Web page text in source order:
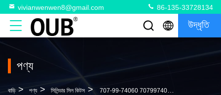
vivianwenwen8@gmail.com 86-135-33728134
উদ্ধৃতি
পণ্য
বাড়ি > পণ্য > সিলিন্ডার সিল কিটস > 707-99-74060 7079974060 সার্ভিস কিট রিপার টিল্ট সিলিন্ডার Komatsu D375A-5D